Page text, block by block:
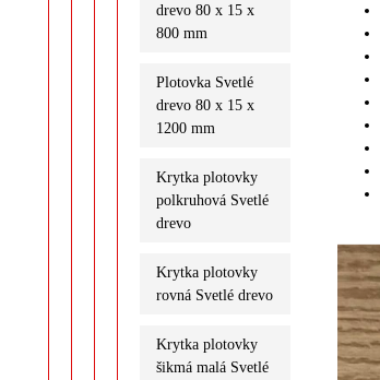
drevo 80 x 15 x
800 mm
Plotovka Svetlé
drevo 80 x 15 x
1200 mm
Krytka plotovky
polkruhová Svetlé
drevo
Krytka plotovky
rovná Svetlé drevo
Krytka plotovky
šikmá malá Svetlé